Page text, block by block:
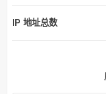
IP 地址总数